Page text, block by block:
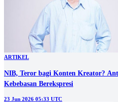
ARTIKEL
NIB, Teror bagi Konten Kreator?
Kebebasan Berekspresi
23 Jun 2026 05:33 UTC